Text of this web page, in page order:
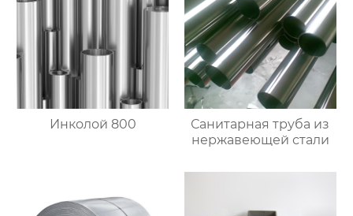
Инколой 800
Санитарная труба из
нержавеющей стали